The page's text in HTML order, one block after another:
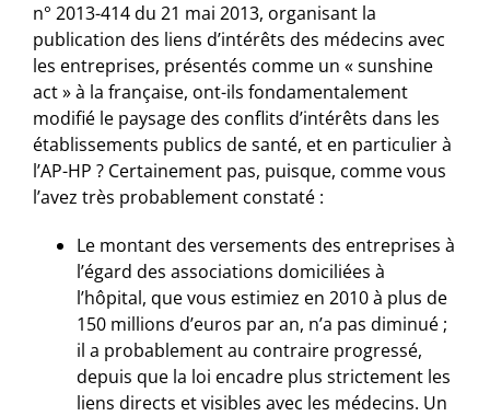
n° 2013-414 du 21 mai 2013, organisant la
publication des liens d’intérêts des médecins avec
les entreprises, présentés comme un « sunshine
act » à la française, ont-ils fondamentalement
modifié le paysage des conflits d’intérêts dans les
établissements publics de santé, et en particulier à
l’AP-HP ? Certainement pas, puisque, comme vous
l’avez très probablement constaté :
Le montant des versements des entreprises à
l’égard des associations domiciliées à
l’hôpital, que vous estimiez en 2010 à plus de
150 millions d’euros par an, n’a pas diminué ;
il a probablement au contraire progressé,
depuis que la loi encadre plus strictement les
liens directs et visibles avec les médecins. Un